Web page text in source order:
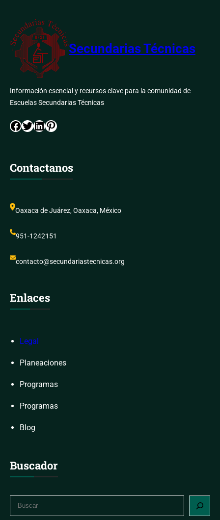
Secundarias Técnicas
Información esencial y recursos clave para la comunidad de
Escuelas Secundarias Técnicas
Facebook Twitter LinkedIn Pinterest
Contactanos
Oaxaca de Juárez, Oaxaca, México
951-1242151
contacto@secundariastecnicas.org
Enlaces
Legal
Planeaciones
Programas
Programas
Blog
Buscador